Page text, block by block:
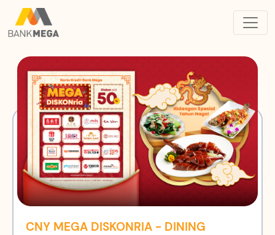
CNY MEGA DISKONRIA - DINING